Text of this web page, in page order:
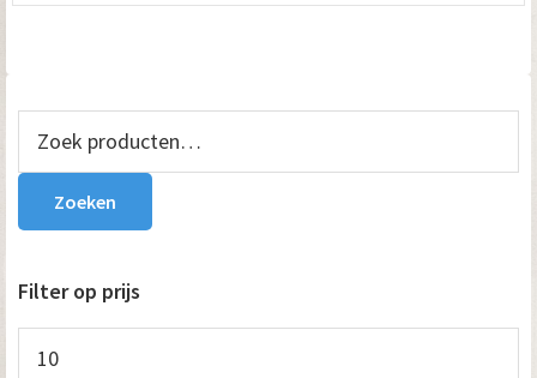
Primaire
Sidebar
naar:
Zoeken
Filter op prijs